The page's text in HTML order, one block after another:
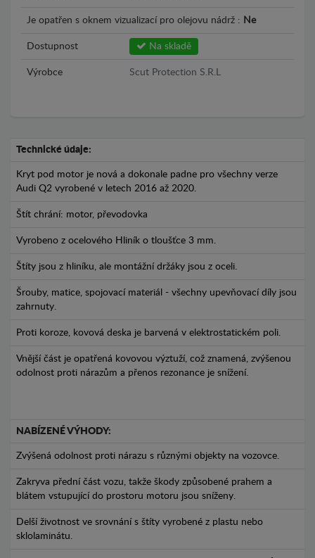
Je opatřen s oknem vizualizací pro olejovu nádrž : Ne
Dostupnost Na skladě
Výrobce Scut Protection S.R.L
Technické údaje:
Kryt pod motor je nová a dokonale padne pro všechny verze
Audi Q2 vyrobené v letech 2016 až 2020.
Štít chrání: motor, převodovka
Vyrobeno z ocelového Hliník o tloušťce 3 mm.
Štíty jsou z hliníku, ale montážní držáky jsou z oceli.
Šrouby, matice, spojovací materiál - všechny upevňovací díly jsou
zahrnuty.
Proti koroze, kovová deska je barvená v elektrostatickém poli.
Vnější část je opatřená kovovou výztuží, což znamená, zvýšenou
odolnost proti nárazům a přenos rezonance je snížení.
NABÍZENÉ VÝHODY:
Zvýšená odolnost proti nárazu s různými objekty na vozovce.
Zakryva přední část vozu, takže škody způsobené prahem a
blátem vstupující do prostoru motoru jsou sníženy.
Delší životnost ve srovnání s štíty vyrobené z plastu nebo
sklolaminátu.